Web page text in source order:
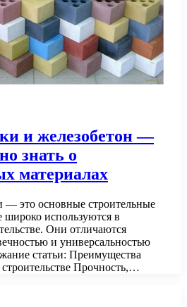
и железобетон —
знать о
материалах
это основные строительные
широко используются в
Они отличаются
и универсальностью
статьи: Преимущества
Прочность,…